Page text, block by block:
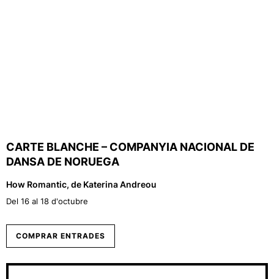
CARTE BLANCHE – COMPANYIA NACIONAL DE
DANSA DE NORUEGA
How Romantic, de Katerina Andreou
Del 16 al 18 d'octubre
COMPRAR ENTRADES